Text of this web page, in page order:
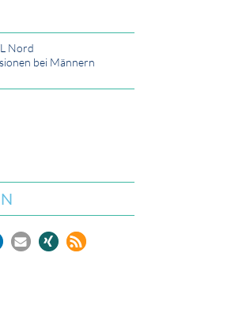
Nord
bei Männern